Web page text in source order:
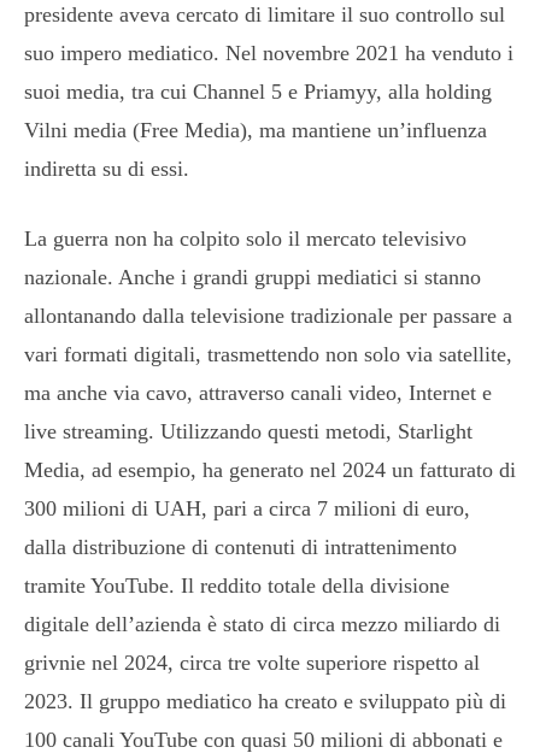
presidente aveva cercato di limitare il suo controllo sul
suo impero mediatico. Nel novembre 2021 ha venduto i
suoi media, tra cui Channel 5 e Priamyy, alla holding
Vilni media (Free Media), ma mantiene un’influenza
indiretta su di essi.
La guerra non ha colpito solo il mercato televisivo
nazionale. Anche i grandi gruppi mediatici si stanno
allontanando dalla televisione tradizionale per passare a
vari formati digitali, trasmettendo non solo via satellite,
ma anche via cavo, attraverso canali video, Internet e
live streaming. Utilizzando questi metodi, Starlight
Media, ad esempio, ha generato nel 2024 un fatturato di
300 milioni di UAH, pari a circa 7 milioni di euro,
dalla distribuzione di contenuti di intrattenimento
tramite YouTube. Il reddito totale della divisione
digitale dell’azienda è stato di circa mezzo miliardo di
grivnie nel 2024, circa tre volte superiore rispetto al
2023. Il gruppo mediatico ha creato e sviluppato più di
100 canali YouTube con quasi 50 milioni di abbonati e